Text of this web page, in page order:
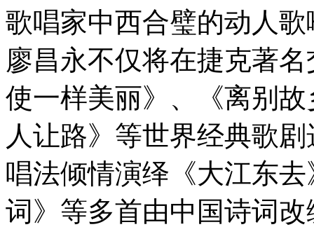
歌唱家中西合璧的动人
廖昌永不仅将在捷克著
使一样美丽》、《离别
人让路》等世界经典歌
唱法倾情演绎《大江东
词》等多首由中国诗词